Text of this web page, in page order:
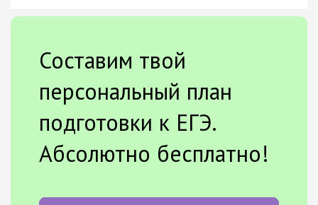
Составим твой
персональный план
подготовки к ЕГЭ.
Абсолютно бесплатно!